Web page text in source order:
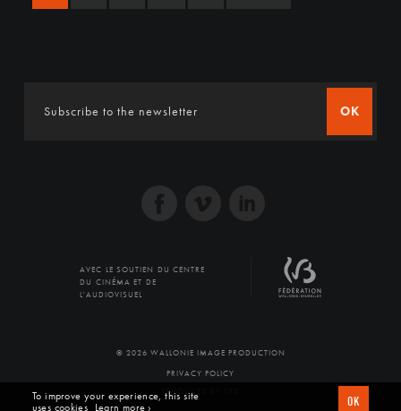
OK
AVEC LE SOUTIEN DU CENTRE
DU CINÉMA ET DE
L'AUDIOVISUEL
© 2026 WALLONIE IMAGE PRODUCTION
PRIVACY POLICY
PRODUCED BY SFD
To improve your experience, this site
uses cookies Learn more › OK